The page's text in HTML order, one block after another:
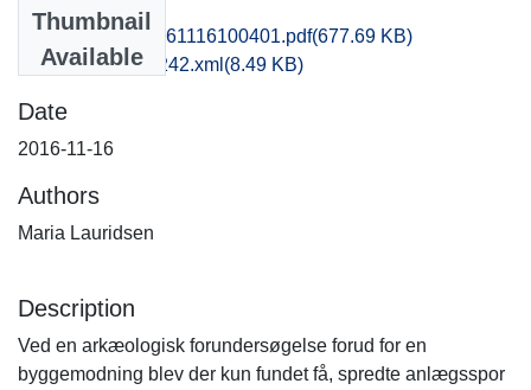
Thumbnail
Available
obm1mala_20161116100401.pdf(677.69 KB)
recordxml_item_242.xml (8.49 KB)
Date
2016-11-16
Authors
Maria Lauridsen
Description
Ved en arkæologisk forundersøgelse forud for en
byggemodning blev der kun fundet få, spredte anlægsspor